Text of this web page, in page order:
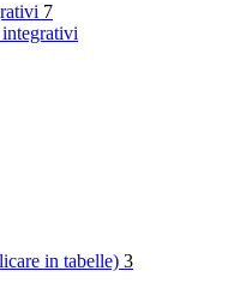
7
in tabelle) 3